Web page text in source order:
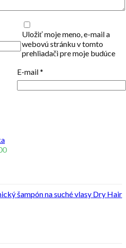
E-mail*
Uložiť moje meno, e-mail a
webovú stránku v tomto
prehliadači pre moje budúce
šampón na suché vlasy Dry Hair